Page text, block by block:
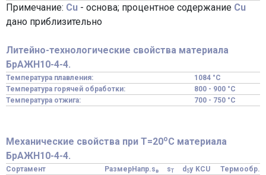
Примечание: Cu - основа; процентное содержание Cu
дано приблизительно
Литейно-технологические свойства материала
БрАЖН10-4-4.
Температура плавления:
1084 °C
Температура горячей обработки:
800 - 900 °C
Температура отжига:
700 - 750 °C
Механические свойства при Т=20oС материала
БрАЖН10-4-4.
Сортамент РазмерНапр.sв sT d 5y KCU
Термообр.